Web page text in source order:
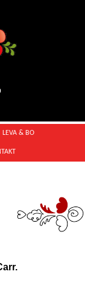
LEVA & BO